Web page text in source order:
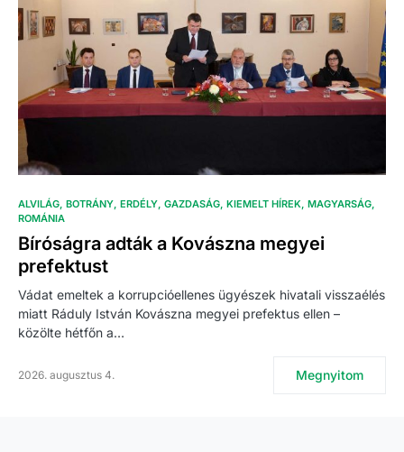
ALVILÁG BOTRÁNY ERDÉLY GAZDASÁG KIEMELT HÍREK MAGYARSÁG
ROMÁNIA
Bíróságra adták a Kovászna megyei
prefektust
Vádat emeltek a korrupcióellenes ügyészek hivatali visszaélés
miatt Ráduly István Kovászna megyei prefektus ellen –
közölte hétfőn a…
2026. augusztus 4. Megnyitom